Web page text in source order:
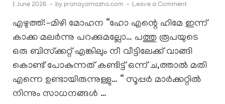
1 June 2026 - by pranayamazha.com - Leave a Comment
എഴുത്ത്:-മിഴി മോഹന “ഹോ എന്റെ ഹിമേ ഇന്ന്
കാക്ക മലർന്നു പറക്കുമല്ലോ… പത്തു രൂപയുടെ
ഒരു ബിസ്‌ക്കറ്റ് എങ്കിലും നീ വീട്ടിലേക്ക് വാങ്ങി
കൊണ്ട് പോകുന്നത് കണ്ടിട്ട് ഒന്ന് ച,ത്താൽ മതി
എന്നെ ഉണ്ടായിരുന്നുള്ളു… “ സൂപ്പർ മാർക്കറ്റിൽ
നിന്നും സാധനങ്ങൾ …